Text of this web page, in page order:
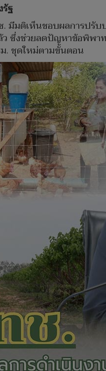
ฐ
มีมติเห็นชอบผลการปรั
ซึ่งช่วยลดปัญหาข้อพิพา
ม. ชุดใหม่ตามขั้นตอน